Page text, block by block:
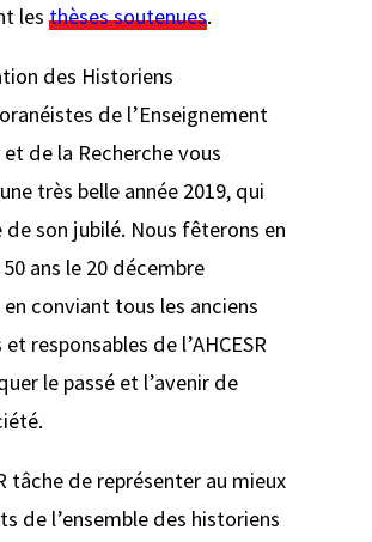
les thèses soutenues.
des Historiens
de l’Enseignement
de la Recherche vous
très belle année 2019, qui
de son jubilé. Nous fêterons en
ans le 20 décembre
conviant tous les anciens
responsables de l’AHCESR
le passé et l’avenir de
tâche de représenter au mieux
de l’ensemble des historiens